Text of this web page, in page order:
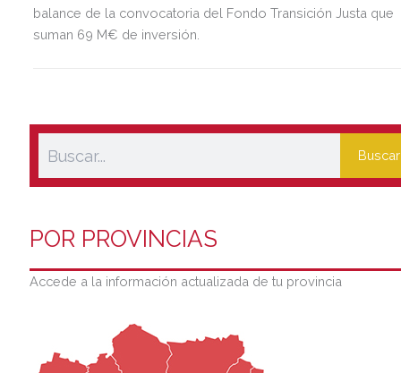
balance de la convocatoria del Fondo Transición Justa que
suman 69 M€ de inversión.
Buscar
POR PROVINCIAS
Accede a la información actualizada de tu provincia